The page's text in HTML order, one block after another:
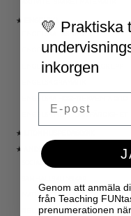
★ ENGELSKA
ENGELSKA LÄSNING
ENGELSK SKRIVNING
ENGELSKA ORD- OCH BEGREPP
ENGELSK MUNTLIGA FÄRDIGHET
★ UTOMHUSPEDAGOGIK
★ ANDRA ÄMNEN
SOCIALA FÄRDIGHETER
NATURVETENSKAP
RELIGIONSKUNSKAP
💛 Praktiska
inkorgen
Genom att anmäla
från Teaching
prenumerationen